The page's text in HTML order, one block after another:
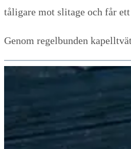
tåligare mot slitage och får
Genom regelbunden